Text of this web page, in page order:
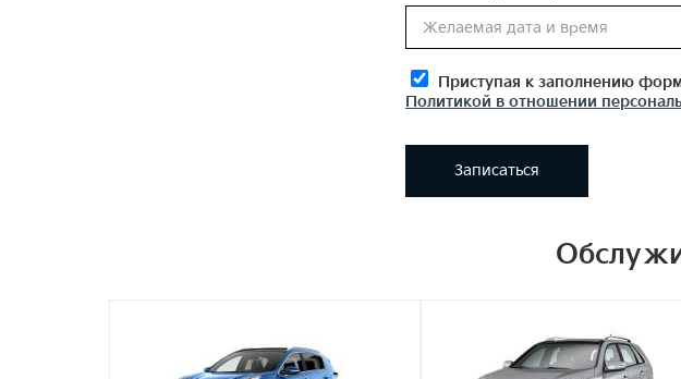
Приступая к заполнению
Политикой в отношении
Записаться